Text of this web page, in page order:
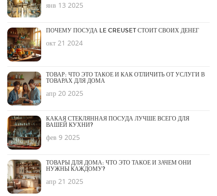
янв 13 2025
ПОЧЕМУ ПОСУДА LE CREUSET СТОИТ СВОИХ ДЕНЕГ
окт 21 2024
ТОВАР: ЧТО ЭТО ТАКОЕ И КАК ОТЛИЧИТЬ ОТ УСЛУГИ В
ТОВАРАХ ДЛЯ ДОМА
апр 20 2025
КАКАЯ СТЕКЛЯННАЯ ПОСУДА ЛУЧШЕ ВСЕГО ДЛЯ
ВАШЕЙ КУХНИ?
фев 9 2025
ТОВАРЫ ДЛЯ ДОМА: ЧТО ЭТО ТАКОЕ И ЗАЧЕМ ОНИ
НУЖНЫ КАЖДОМУ?
апр 21 2025